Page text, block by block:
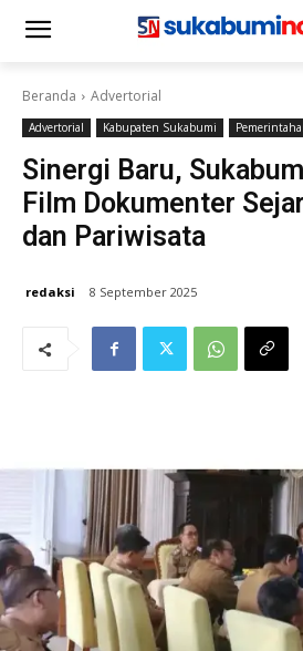
Beranda Advertorial
Advertorial Kabupaten Sukabumi
Sinergi Baru,
Film Dokumenter
dan Pariwisata
redaksi 8 September 2025